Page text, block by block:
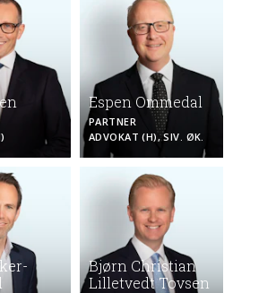
Espen Ommedal
PARTNER
ADVOKAT (H), SIV. ØK.
Bjørn Christian
Lilletvedt Tovsen